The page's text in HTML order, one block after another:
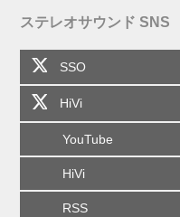
ステレオサウンド SNS
SSO
HiVi
YouTube
HiVi
RSS